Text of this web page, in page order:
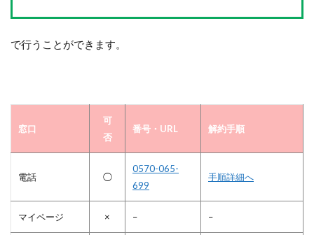
で行うことができます。
窓口
可
否
番号・URL 解約手順
電話 ◯
0570-065-
699
手順詳細へ
マイページ × – –